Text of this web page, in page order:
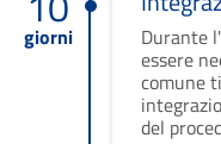
giorni Durante
essere
comune
del